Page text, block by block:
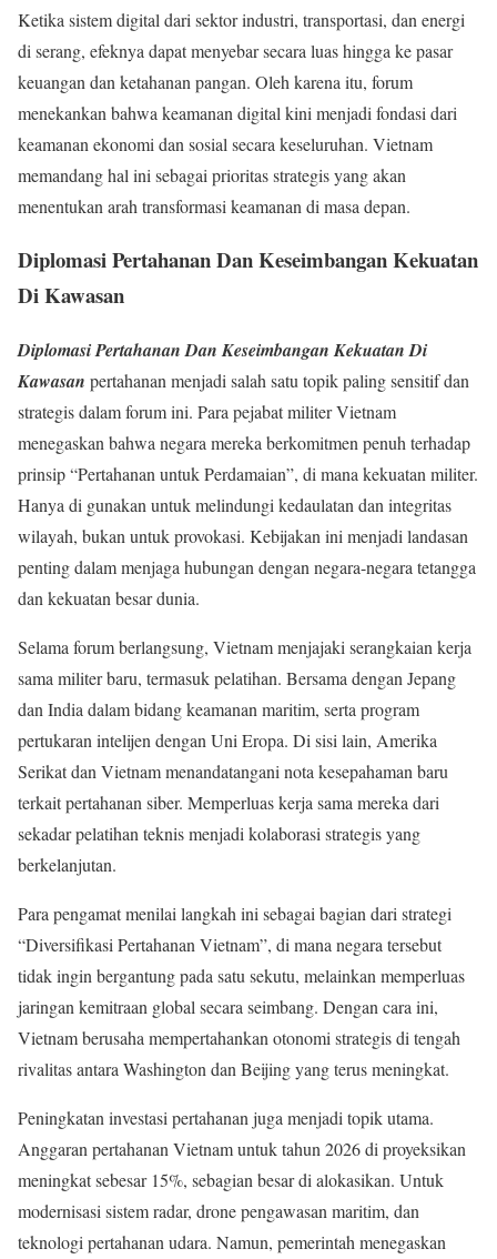
Ketika sistem digital dari sektor industri, transportasi, dan energi
di serang, efeknya dapat menyebar secara luas hingga ke pasar
keuangan dan ketahanan pangan. Oleh karena itu, forum
menekankan bahwa keamanan digital kini menjadi fondasi dari
keamanan ekonomi dan sosial secara keseluruhan. Vietnam
memandang hal ini sebagai prioritas strategis yang akan
menentukan arah transformasi keamanan di masa depan.
Diplomasi Pertahanan Dan Keseimbangan Kekuatan
Di Kawasan
Diplomasi Pertahanan Dan Keseimbangan Kekuatan Di
Kawasan pertahanan menjadi salah satu topik paling sensitif dan
strategis dalam forum ini. Para pejabat militer Vietnam
menegaskan bahwa negara mereka berkomitmen penuh terhadap
prinsip “Pertahanan untuk Perdamaian”, di mana kekuatan militer.
Hanya di gunakan untuk melindungi kedaulatan dan integritas
wilayah, bukan untuk provokasi. Kebijakan ini menjadi landasan
penting dalam menjaga hubungan dengan negara-negara tetangga
dan kekuatan besar dunia.
Selama forum berlangsung, Vietnam menjajaki serangkaian kerja
sama militer baru, termasuk pelatihan. Bersama dengan Jepang
dan India dalam bidang keamanan maritim, serta program
pertukaran intelijen dengan Uni Eropa. Di sisi lain, Amerika
Serikat dan Vietnam menandatangani nota kesepahaman baru
terkait pertahanan siber. Memperluas kerja sama mereka dari
sekadar pelatihan teknis menjadi kolaborasi strategis yang
berkelanjutan.
Para pengamat menilai langkah ini sebagai bagian dari strategi
“Diversifikasi Pertahanan Vietnam”, di mana negara tersebut
tidak ingin bergantung pada satu sekutu, melainkan memperluas
jaringan kemitraan global secara seimbang. Dengan cara ini,
Vietnam berusaha mempertahankan otonomi strategis di tengah
rivalitas antara Washington dan Beijing yang terus meningkat.
Peningkatan investasi pertahanan juga menjadi topik utama.
Anggaran pertahanan Vietnam untuk tahun 2026 di proyeksikan
meningkat sebesar 15%, sebagian besar di alokasikan. Untuk
modernisasi sistem radar, drone pengawasan maritim, dan
teknologi pertahanan udara. Namun, pemerintah menegaskan